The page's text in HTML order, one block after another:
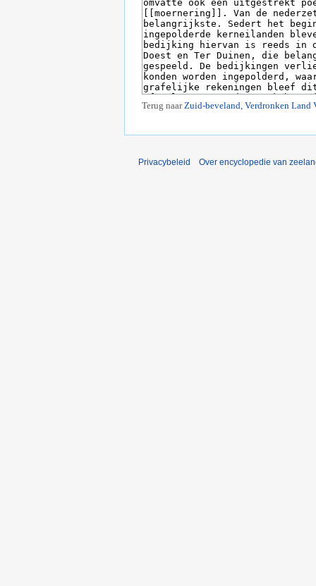
Terug naarZuid-beveland, Verdronken Land
Privacybeleid Over encyclopedie van